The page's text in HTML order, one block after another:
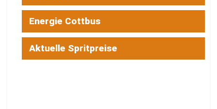
Energie Cottbus
Aktuelle Spritpreise